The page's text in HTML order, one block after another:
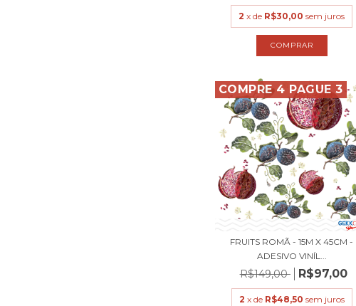
2 x de R$30,00 sem juros
COMPRE 4 PAGUE 3
FRUITS ROMÃ - 15M X 45CM -
ADESIVO VINÍL...
R$149,00 R$97,00
2 x de R$48,50 sem juros